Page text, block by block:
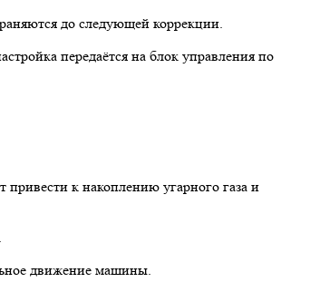
до следующей коррекции.
передаётся на блок управления по
привести к накоплению угарного газа и
движение машины.